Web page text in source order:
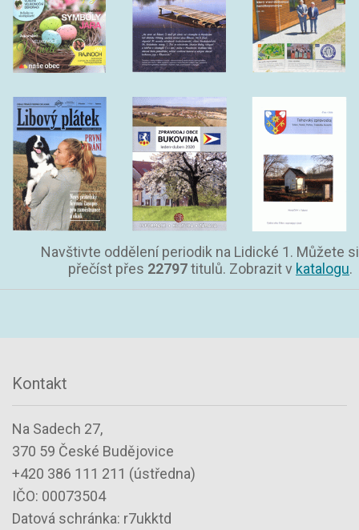
Navštivte oddělení periodik na Lidické 1. Můžete si
přečíst přes 22797titulů. Zobrazit v katalogu.
Kontakt
Na Sadech 27,
370 59 České Budějovice
+420 386 111 211 (ústředna)
IČO: 00073504
Datová schránka: r7ukktd